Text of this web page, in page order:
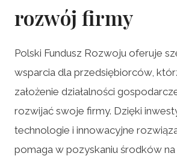
rozwój firmy
Polski Fundusz Rozwoju oferuje
wsparcia dla przedsiębiorców,
założenie działalności
rozwijać swoje firmy. Dzięki
technologie i innowacyjne
pomaga w pozyskaniu środków